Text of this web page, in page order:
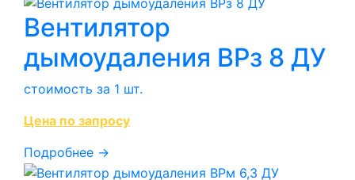
Вентилятор
дымоудаления ВРз 8 ДУ
стоимость за 1 шт.
Цена по запросу
Подробнее →